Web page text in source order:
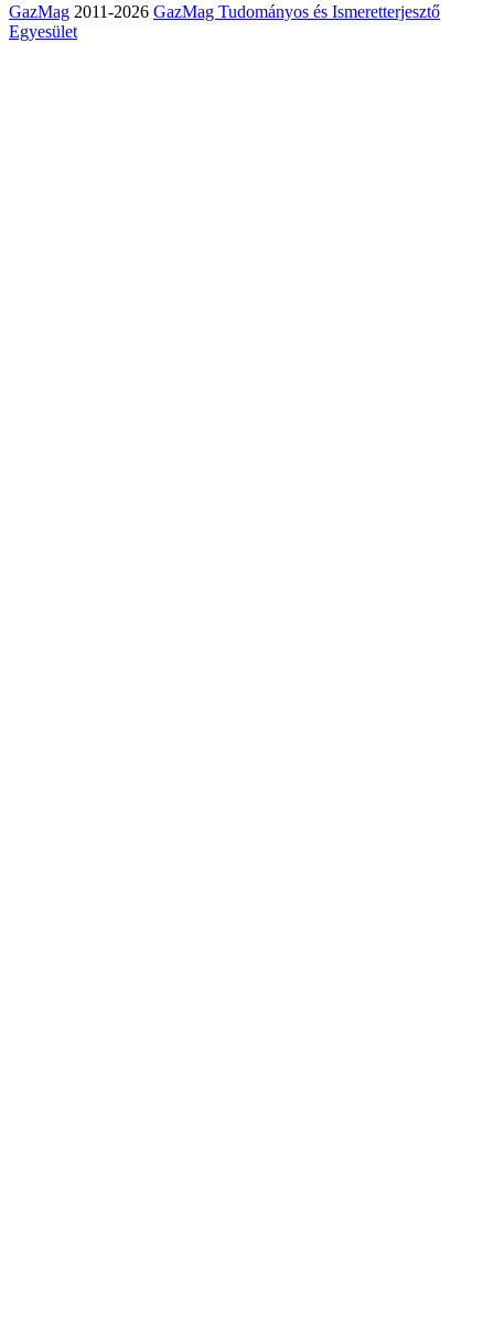
GazMag 2011-2026 GazMag Tudományos és Ismeretterjesztő
Egyesület